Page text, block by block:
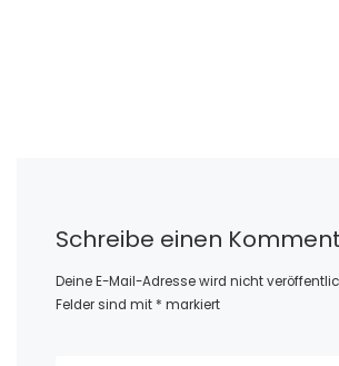
Schreibe einen
Deine E-Mail-Adresse wird nicht
Felder sind mit * markiert